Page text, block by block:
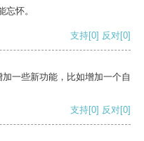
怀。
支持[0] 反对[0]
一些新功能，比如增加一个自
支持[0] 反对[0]